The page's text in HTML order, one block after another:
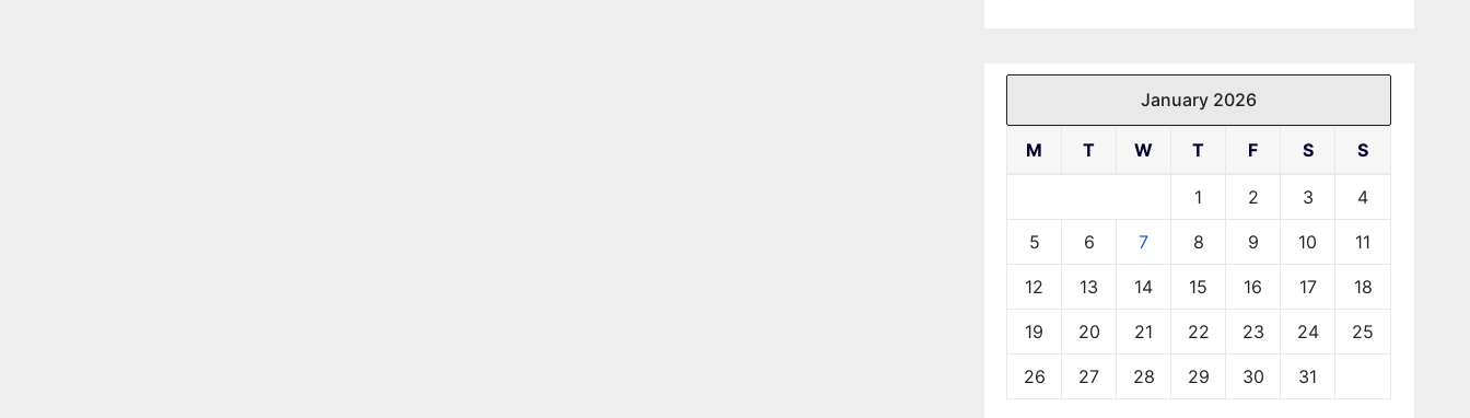
January 2026
M T W T F S S
1 2 3 4
5 6 7 8 9 10 11
12 13 14 15 16 17 18
19 20 21 22 23 24 25
26 27 28 29 30 31